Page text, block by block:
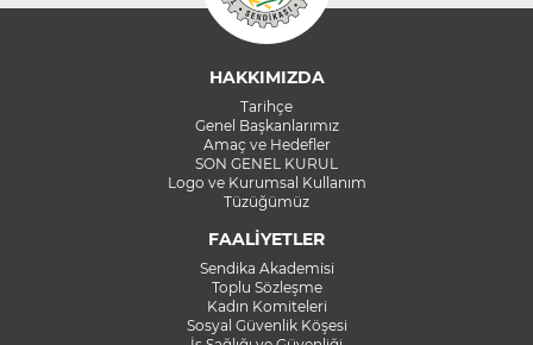
HAKKIMIZDA
Tarihçe
Genel Başkanlarımız
Amaç ve Hedefler
SON GENEL KURUL
Logo ve Kurumsal Kullanım
Tüzüğümüz
FAALİYETLER
Sendika Akademisi
Toplu Sözleşme
Kadın Komiteleri
Sosyal Güvenlik Köşesi